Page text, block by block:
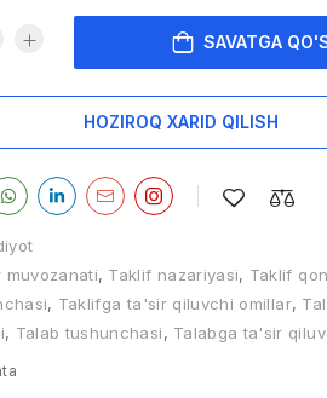
SAVATGA
HOZIROQ XARID QILISH
muvozanati, Taklif nazariyasi, Taklif
, Taklifga ta'sir qiluvchi omillar,
, Talab tushunchasi, Talabga ta'sir